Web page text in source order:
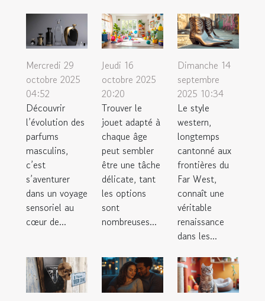
Mercredi 29
octobre 2025
04:52
Découvrir
l’évolution des
parfums
masculins,
c’est
s’aventurer
dans un voyage
sensoriel au
cœur de...
Jeudi 16
octobre 2025
20:20
Trouver le
jouet adapté à
chaque âge
peut sembler
être une tâche
délicate, tant
les options
sont
nombreuses...
Dimanche 14
septembre
2025 10:34
Le style
western,
longtemps
cantonné aux
frontières du
Far West,
connaît une
véritable
renaissance
dans les...